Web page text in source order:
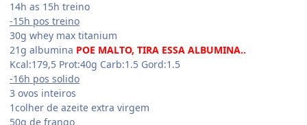
14h as 15h treino
-15h pos treino
30g whey max titanium
21g albumina POE MALTO, TIRA ESSA ALBUMINA..
Kcal:179,5 Prot:40g Carb:1.5 Gord:1.5
-16h pos solido
3 ovos inteiros
1colher de azeite extra virgem
50g de frango